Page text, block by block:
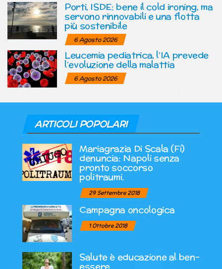
Porti, ISDE: bene il cold ironing, ma
servono rinnovabili e una flotta
più sostenibile
6 Agosto 2026
Leucemia pediatrica, l’IA prevede
l’evoluzione della malattia
6 Agosto 2026
ARTICOLI POPOLARI
Mariagrazia Di Scala (Fi)
denuncia: Napoli senza
pronto soccorso
politraumi.
29 Settembre 2018
Campagna oncologica
1 Ottobre 2018
Salute è educazione al ben-
essere.